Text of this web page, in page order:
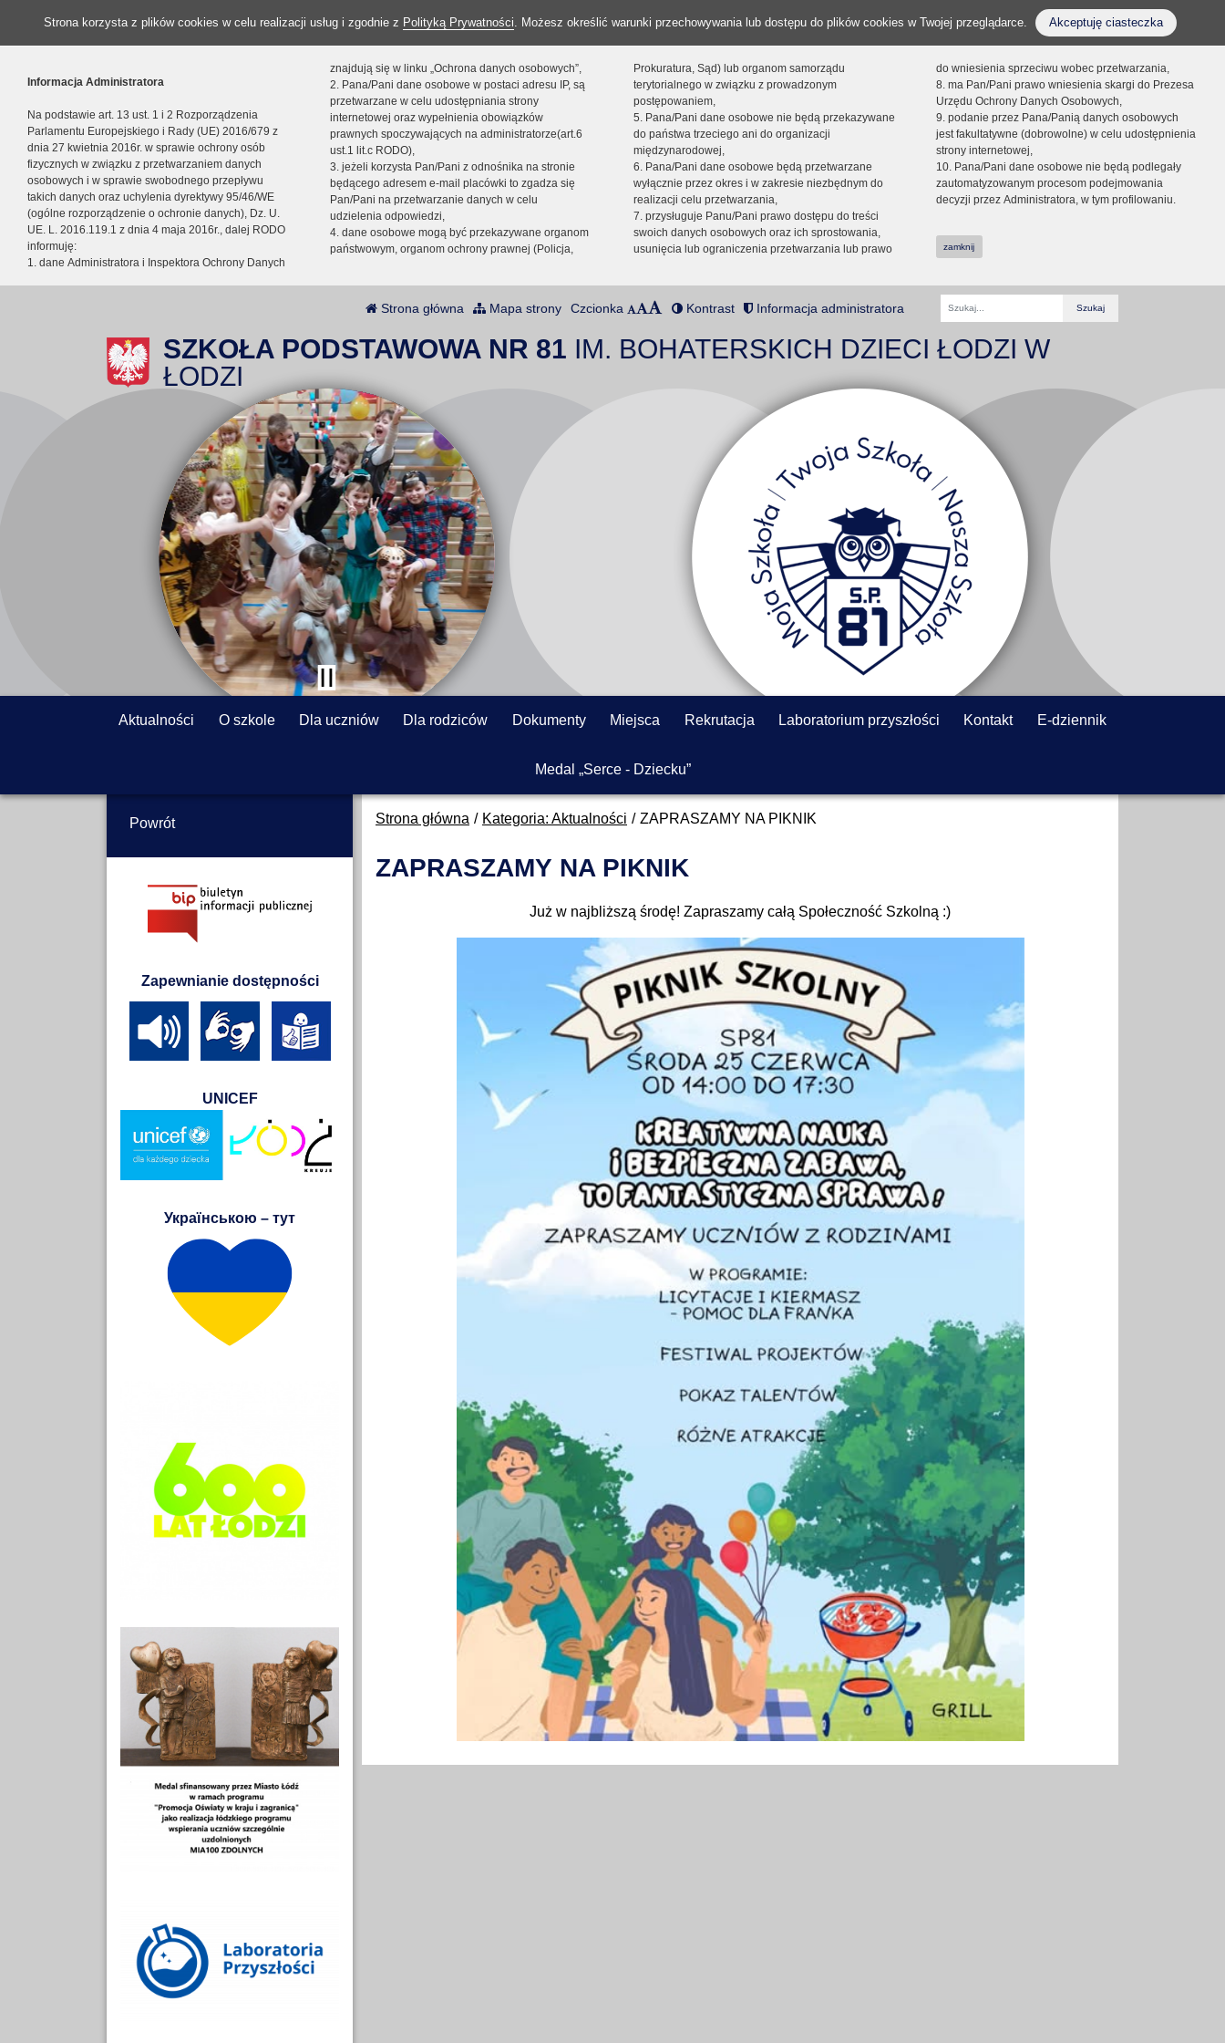
Strona korzysta z plików cookies w celu realizacji usług i zgodnie z Polityką Prywatności. Możesz określić warunki przechowywania lub dostępu do plików cookies w Twojej przeglądarce. Akceptuję ciasteczka
Informacja Administratora
Na podstawie art. 13 ust. 1 i 2 Rozporządzenia
Parlamentu Europejskiego i Rady (UE) 2016/679 z
dnia 27 kwietnia 2016r. w sprawie ochrony osób
fizycznych w związku z przetwarzaniem danych
osobowych i w sprawie swobodnego przepływu
takich danych oraz uchylenia dyrektywy 95/46/WE
(ogólne rozporządzenie o ochronie danych), Dz. U.
UE. L. 2016.119.1 z dnia 4 maja 2016r., dalej RODO
informuję:
1. dane Administratora i Inspektora Ochrony Danych
znajdują się w linku „Ochrona danych osobowych”,
2. Pana/Pani dane osobowe w postaci adresu IP, są
przetwarzane w celu udostępniania strony
internetowej oraz wypełnienia obowiązków
prawnych spoczywających na administratorze(art.6
ust.1 lit.c RODO),
3. jeżeli korzysta Pan/Pani z odnośnika na stronie
będącego adresem e-mail placówki to zgadza się
Pan/Pani na przetwarzanie danych w celu
udzielenia odpowiedzi,
4. dane osobowe mogą być przekazywane organom
państwowym, organom ochrony prawnej (Policja,
Prokuratura, Sąd) lub organom samorządu
terytorialnego w związku z prowadzonym
postępowaniem,
5. Pana/Pani dane osobowe nie będą przekazywane
do państwa trzeciego ani do organizacji
międzynarodowej,
6. Pana/Pani dane osobowe będą przetwarzane
wyłącznie przez okres i w zakresie niezbędnym do
realizacji celu przetwarzania,
7. przysługuje Panu/Pani prawo dostępu do treści
swoich danych osobowych oraz ich sprostowania,
usunięcia lub ograniczenia przetwarzania lub prawo
do wniesienia sprzeciwu wobec przetwarzania,
8. ma Pan/Pani prawo wniesienia skargi do Prezesa
Urzędu Ochrony Danych Osobowych,
9. podanie przez Pana/Panią danych osobowych
jest fakultatywne (dobrowolne) w celu udostępnienia
strony internetowej,
10. Pana/Pani dane osobowe nie będą podlegały
zautomatyzowanym procesom podejmowania
decyzji przez Administratora, w tym profilowaniu.
zamknij
Strona główna Mapa strony Czcionka Kontrast Informacja administratora
Fraza
SZKOŁA PODSTAWOWA NR 81 IM. BOHATERSKICH DZIECI ŁODZI W
ŁODZI
Aktualności O szkole Dla uczniów Dla rodziców Dokumenty Miejsca Rekrutacja Laboratorium przyszłości Kontakt E-dziennik
Medal „Serce - Dziecku”
Strona główna Kategoria: Aktualności ZAPRASZAMY NA PIKNIK
ZAPRASZAMY NA PIKNIK
Już w najbliższą środę! Zapraszamy całą Społeczność Szkolną :)
Powrót
Zapewnianie dostępności
UNICEF
Українською – тут